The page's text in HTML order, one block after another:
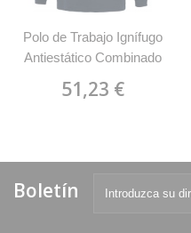
Polo de Trabajo Ignífugo
Antiestático Combinado
S6591
51,23 €
Boletín